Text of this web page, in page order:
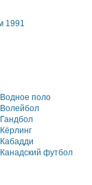
1991
Водное поло
Волейбол
Гандбол
Кёрлинг
Кабадди
Канадский футбол